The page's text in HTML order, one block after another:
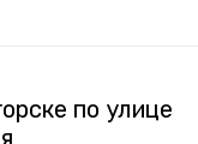
по улице